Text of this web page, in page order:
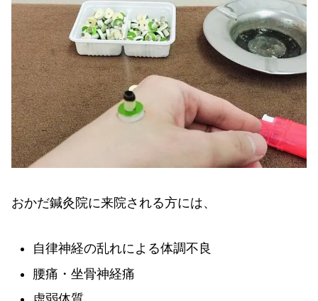
おかだ鍼灸院に来院される方には、
自律神経の乱れによる体調不良
腰痛・坐骨神経痛